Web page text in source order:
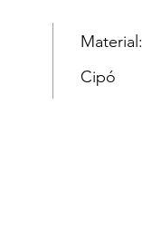
Material:
Cipó